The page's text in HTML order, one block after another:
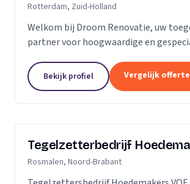
Rotterdam, Zuid-Holland
Welkom bij Droom Renovatie, uw
partner voor hoogwaardige en
is dan slechts een plek; het is een
van uw...
Bekijk profiel Vergelijk
Tegelzetterbedrijf
Rosmalen, Noord-Brabant